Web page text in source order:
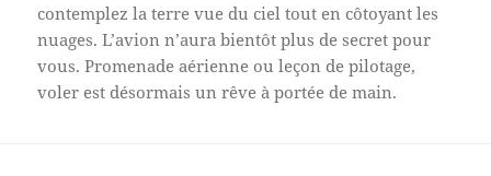
contemplez la terre vue du ciel tout en côtoyant les
nuages. L’avion n’aura bientôt plus de secret pour
vous. Promenade aérienne ou leçon de pilotage,
voler est désormais un rêve à portée de main.